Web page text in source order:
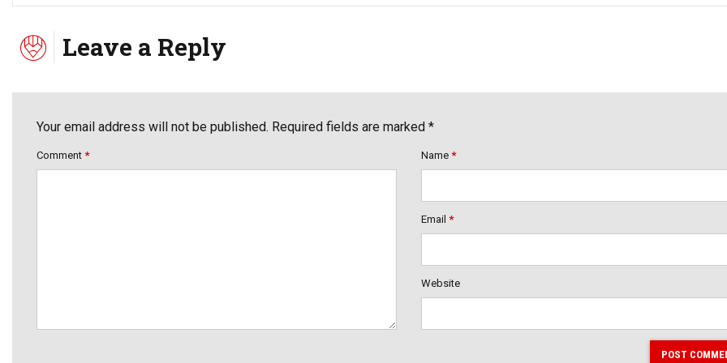
Leave a Reply
Your email address will not be published. Required fields are marked *
Comment * Name *
Email *
Website
POST